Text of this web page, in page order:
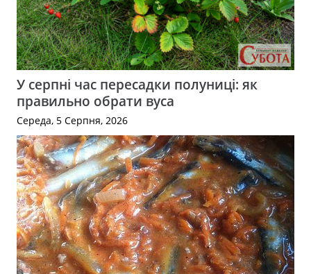
У серпні час пересадки полуниці: як
правильно обрати вуса
Середа, 5 Серпня, 2026